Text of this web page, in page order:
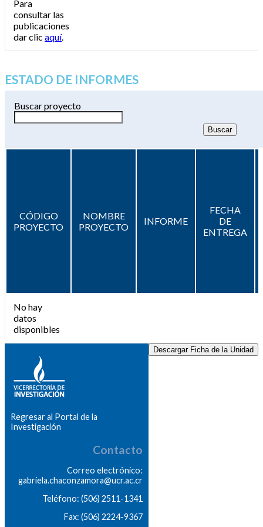
Para
consultar las
publicaciones
dar clic aquí.
ESTADO DE INFORMES
Buscar proyecto
CÓDIGO
PROYECTO
NOMBRE
PROYECTO
INFORME
FECHA
DE
ENTREGA
No hay
datos
disponibles
Descargar Ficha de la Unidad
Regresar al Portal de la
Investigación
Contacto
Correo electrónico:
gabriela.chaconzamora@ucr.ac.cr
Teléfono: (506) 2511-1341
Fax: (506) 2224-9367